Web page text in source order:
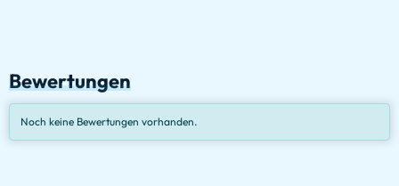
Bewertungen
Noch keine Bewertungen vorhanden.